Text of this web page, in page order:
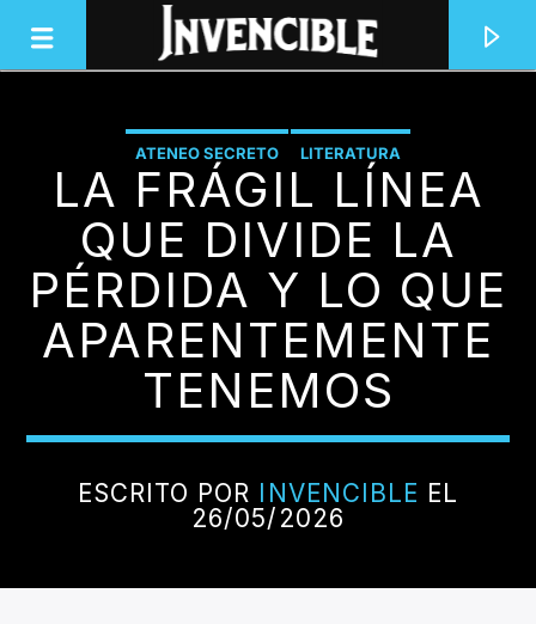
INVENCIBLE RADIO
JUNTOS SOMOS INVENCIBLES
ATENEO SECRETO LITERATURA
LA FRÁGIL LÍNEA
QUE DIVIDE LA
PÉRDIDA Y LO QUE
APARENTEMENTE
TENEMOS
ESCRITO POR INVENCIBLE EL
26/05/2026